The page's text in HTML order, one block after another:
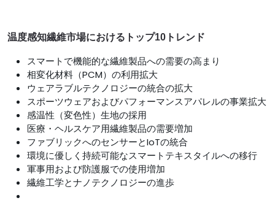
温度感知繊維市場におけるトップ10トレンド
スマートで機能的な繊維製品への需要の高まり
相変化材料（PCM）の利用拡大
ウェアラブルテクノロジーの統合の拡大
スポーツウェアおよびパフォーマンスアパレルの事業拡大
感温性（変色性）生地の採用
医療・ヘルスケア用繊維製品の需要増加
ファブリックへのセンサーとIoTの統合
環境に優しく持続可能なスマートテキスタイルへの移行
軍事用および防護服での使用増加
繊維工学とナノテクノロジーの進歩